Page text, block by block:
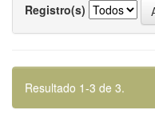
Registro(s)
Resultado 1-3 de 3.